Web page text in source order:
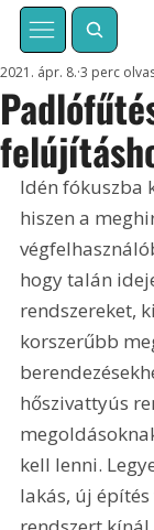
2021. ápr. 8. 3 perc
Idén fókuszba
hiszen a
hogy talán
rendszereket,
korszerűbb
hőszivattyús
kell lenni.
lakás, új